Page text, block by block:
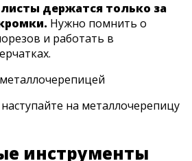
листы держатся только за
Нужно помнить о
и работать в
на металлочерепицу
инструменты